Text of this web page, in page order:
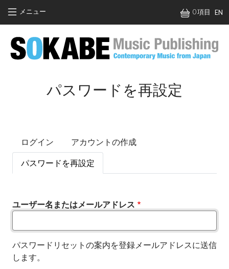
メニュー 0 項目 EN
パスワードを再設定
プライマリータブ
ログイン アカウントの作成
パスワードを再設定
ユーザー名またはメールアドレス
パスワードリセットの案内を登録メールアドレスに送信
します。